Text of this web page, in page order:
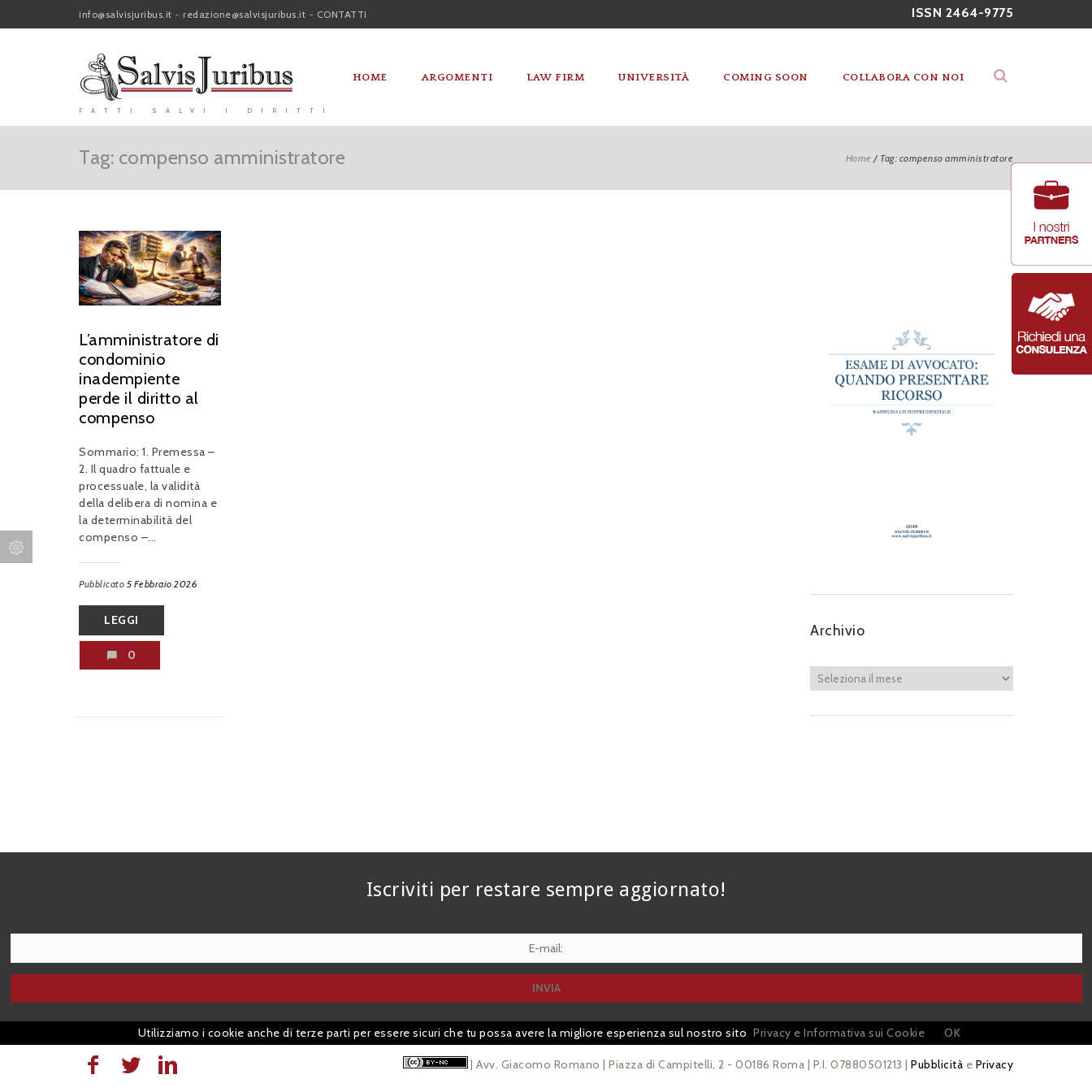
ISSN 2464-9775
info@salvisjuribus.it - redazione@salvisjuribus.it - CONTATTI
FATTI SALVI I DIRITTI
HOME ARGOMENTI LAW FIRM UNIVERSITÀ COMING SOON COLLABORA CON NOI
Home / Tag: compenso amministratore
Tag: compenso amministratore
L’amministratore di
condominio
inadempiente
perde il diritto al
compenso
Sommario: 1. Premessa –
2. Il quadro fattuale e
processuale, la validità
della delibera di nomina e
la determinabilità del
compenso –...
Pubblicato 5 Febbraio 2026
LEGGI
0
Archivio
Iscriviti per restare sempre aggiornato!
| Avv. Giacomo Romano | Piazza di Campitelli, 2 - 00186 Roma | P.I. 07880501213 | Pubblicità e Privacy
Utilizziamo i cookie anche di terze parti per essere sicuri che tu possa avere la migliore esperienza sul nostro sito Privacy e Informativa sui Cookie OK